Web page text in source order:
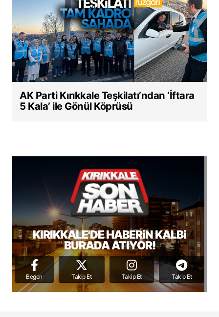
AK Parti Kırıkkale Teşkilatı’ndan ‘İftara
5 Kala’ ile Gönül Köprüsü
KIRIKKALE'DE HABERiN KALBi
BURADA ATIYOR!
Beğen Takip Et Takip Et Takip Et